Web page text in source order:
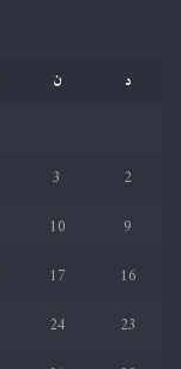
د
ن
2
3
9
10
16
17
23
24